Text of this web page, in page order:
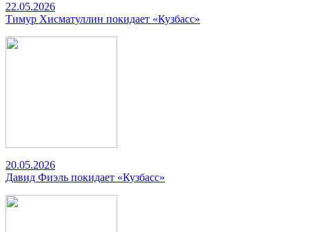
22.05.2026
Тимур Хисматуллин покидает «Кузбасс»
20.05.2026
Давид Фиэль покидает «Кузбасс»